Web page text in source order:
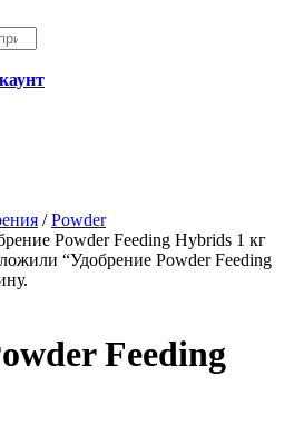
/Powder
Powder Feeding Hybrids 1 кг
“Удобрение Powder Feeding
Feeding